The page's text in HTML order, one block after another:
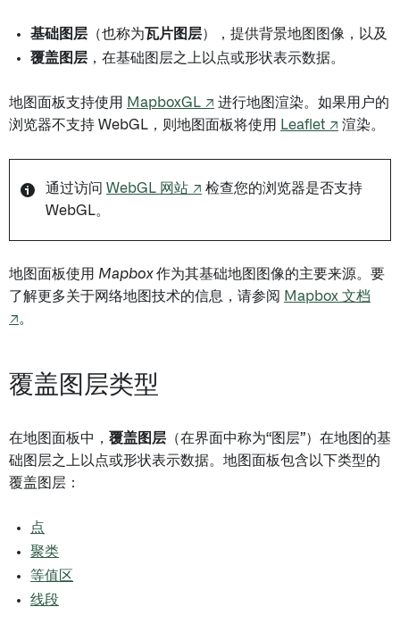
基础图层 （也称为 瓦片图层），提供背景地图图像，以及
覆盖图层 ，在基础图层之上以点或形状表示数据。
地图面板支持使用 MapboxGL ↗ 进行地图渲染。如果用户的
浏览器不支持 WebGL，则地图面板将使用
Leaflet ↗ 渲染。
通过访问 WebGL 网站 ↗ 检查您的浏览器是否支持
WebGL。
地图面板使用 Mapbox作为其基础地图图像的主要来源。要
了解更多关于网络地图技术的信息，请参阅
Mapbox 文档
↗。
覆盖图层类型
在地图面板中， 覆盖图层 （在界面中称为“图层”）在地图的基
础图层之上以点或形状表示数据。地图面板包含以下类型的
覆盖图层：
点
聚类
等值区
线段